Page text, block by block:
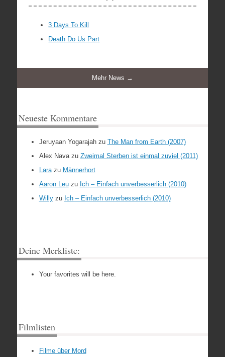
3 Days To Kill
Death Do Us Part
Mehr News →
Neueste Kommentare
Jeruyaan Yogarajahzu The Man from Earth (2007)
Alex Navazu Zweimal Sterben ist einmal zuviel (2011)
Larazu Männerhort
Aaron Leuzu Ich – Einfach unverbesserlich (2010)
Willyzu Ich – Einfach unverbesserlich (2010)
Deine Merkliste:
Your favorites will be here.
Filmlisten
Filme über Mord